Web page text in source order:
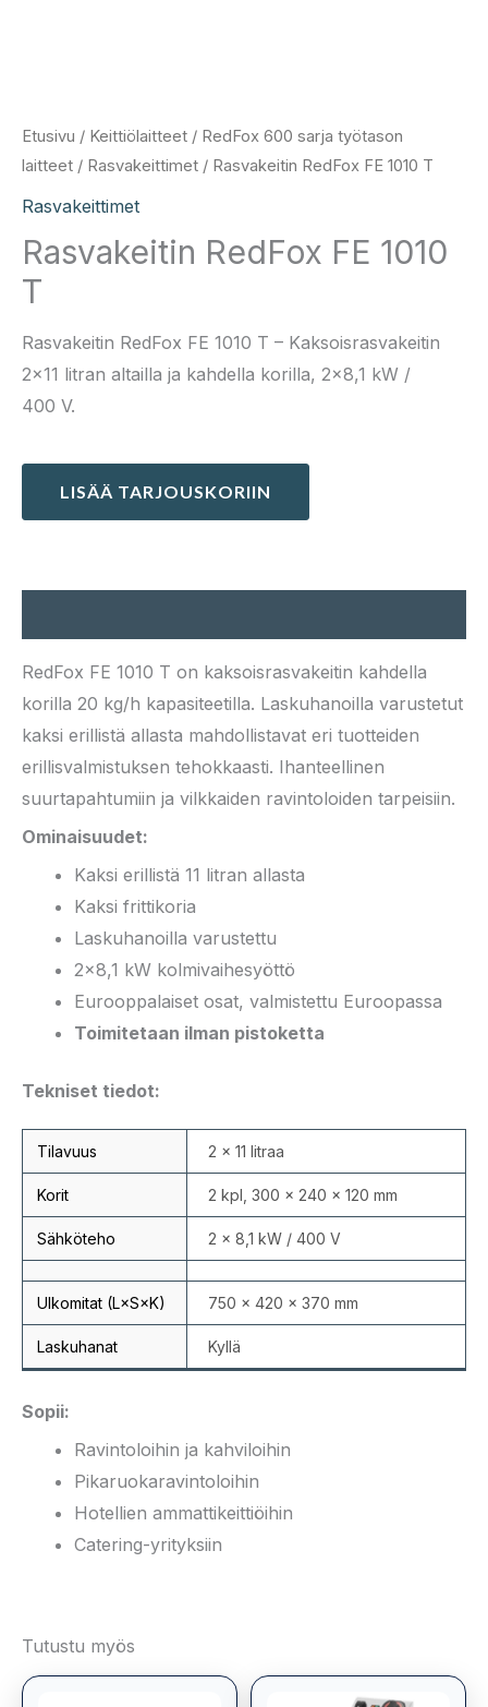
Etusivu / Keittiölaitteet / RedFox 600 sarja työtason
laitteet / Rasvakeittimet / Rasvakeitin RedFox FE 1010 T
Rasvakeittimet
Rasvakeitin RedFox FE 1010
T
Rasvakeitin RedFox FE 1010 T – Kaksoisrasvakeitin
2×11 litran altailla ja kahdella korilla, 2×8,1 kW /
400 V.
LISÄÄ TARJOUSKORIIN
RedFox FE 1010 T on kaksoisrasvakeitin kahdella
korilla 20 kg/h kapasiteetilla. Laskuhanoilla varustetut
kaksi erillistä allasta mahdollistavat eri tuotteiden
erillisvalmistuksen tehokkaasti. Ihanteellinen
suurtapahtumiin ja vilkkaiden ravintoloiden tarpeisiin.
Ominaisuudet:
Kaksi erillistä 11 litran allasta
Kaksi frittikoria
Laskuhanoilla varustettu
2×8,1 kW kolmivaihesyöttö
Eurooppalaiset osat, valmistettu Euroopassa
Toimitetaan ilman pistoketta
Tekniset tiedot:
Tilavuus 2 × 11 litraa
Korit 2 kpl, 300 × 240 × 120 mm
Sähköteho 2 × 8,1 kW / 400 V
Ulkomitat (L×S×K) 750 × 420 × 370 mm
Laskuhanat Kyllä
Sopii:
Ravintoloihin ja kahviloihin
Pikaruokaravintoloihin
Hotellien ammattikeittiöihin
Catering-yrityksiin
Tutustu myös